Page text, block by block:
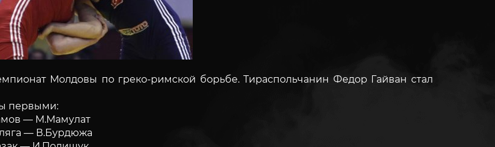
Молдовы по греко-римской борьбе. Тираспольчанин Федор Гайван стал
первыми:
— М.Мамулат
— В.Бурдюжа